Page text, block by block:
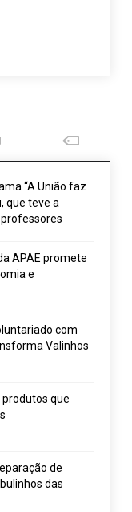
“A União faz
que teve a
APAE promete
e
com
Valinhos
que
de
das